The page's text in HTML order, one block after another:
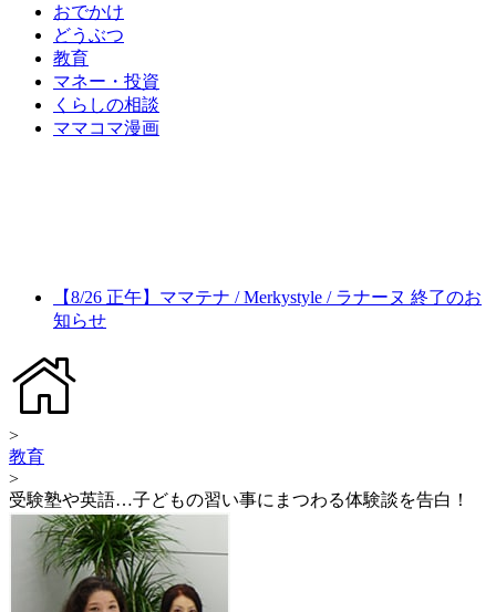
おでかけ
どうぶつ
教育
マネー・投資
くらしの相談
ママコマ漫画
【8/26 正午】ママテナ / Merkystyle / ラナーヌ 終了のお
知らせ
>
教育
>
受験塾や英語…子どもの習い事にまつわる体験談を告白！